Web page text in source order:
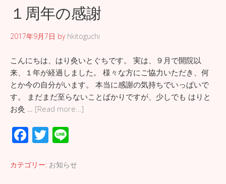
o
o
k
１周年の感謝
2017年9月7日 by hkitoguchi
こんにちは、はり灸いとぐちです。 実は、９月で開院以
来、１年が経過しました。 様々な方にご協力いただき、何
とか今の自分がいます。 本当に感謝の気持ちでいっぱいで
す。 まだまだ至らないことばかりですが、少しでも はりと
お灸 … [Read more…]
F
e
T
tt e
カテゴリー: お知らせ